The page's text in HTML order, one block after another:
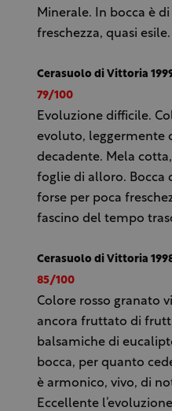
Minerale. In bocca è
freschezza, quasi
Cerasuolo di Vittoria
79/100
Evoluzione difficile.
evoluto, leggermente
decadente. Mela
foglie di alloro. Bocca
forse per poca
fascino del tempo
Cerasuolo di Vittoria
85/100
Colore rosso granato
ancora fruttato di
balsamiche di
bocca, per quanto
è armonico, vivo, di
Eccellente